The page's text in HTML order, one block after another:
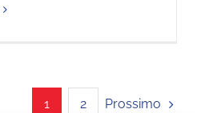
1 2 Prossimo